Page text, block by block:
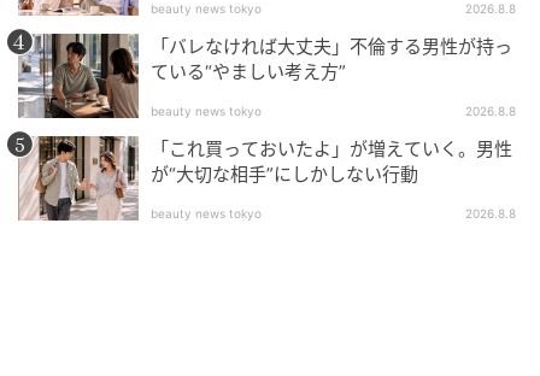
beauty news tokyo 2026.8.8
「バレなければ大丈夫」不倫する男性が持っ
ている“やましい考え方”
beauty news tokyo 2026.8.8
「これ買っておいたよ」が増えていく。男性
が“大切な相手”にしかしない行動
beauty news tokyo 2026.8.8